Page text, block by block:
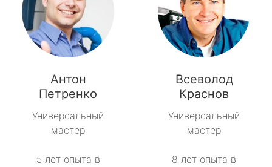
Антон
Петренко
Универсальный
мастер
5 лет опыта в
Всеволод
Краснов
Универсальный
мастер
8 лет опыта в